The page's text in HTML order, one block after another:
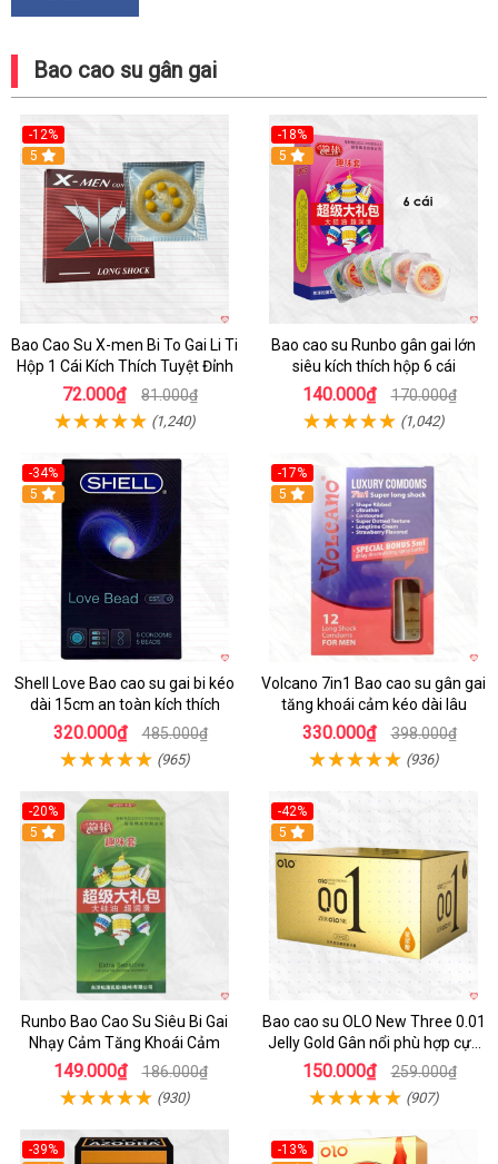
Bao cao su gân gai
-12%
Hot
5
Bao Cao Su X-men Bi To Gai Li Ti
Hộp 1 Cái Kích Thích Tuyệt Đỉnh
72.000₫ 81.000₫
(1,240)
-18%
Hot
5
Bao cao su Runbo gân gai lớn
siêu kích thích hộp 6 cái
140.000₫ 170.000₫
(1,042)
-34%
5
Shell Love Bao cao su gai bi kéo
dài 15cm an toàn kích thích
320.000₫ 485.000₫
(965)
-17%
5
Volcano 7in1 Bao cao su gân gai
tăng khoái cảm kéo dài lâu
330.000₫ 398.000₫
(936)
-20%
5
Runbo Bao Cao Su Siêu Bi Gai
Nhạy Cảm Tăng Khoái Cảm
149.000₫ 186.000₫
(930)
-42%
5
Bao cao su OLO New Three 0.01
Jelly Gold Gân nổi phù hợp cực
mỏng siêu mềm
150.000₫ 259.000₫
(907)
-39%
-13%